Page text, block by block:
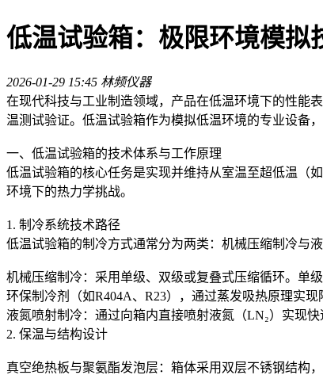
低温试验箱：极限环境模拟
2026-01-29 15:45 林频仪器
在现代科技与工业制造领域，产品在低温环境下的性能
温测试验证。低温试验箱作为模拟低温环境的专业设备
一、低温试验箱的技术体系与工作原理
低温试验箱的核心任务是实现并维持从室温至超低温（
环境下的热力学挑战。
1. 制冷系统技术路径
低温试验箱的制冷方式通常分为两类：机械压缩制冷与液
机械压缩制冷：采用单级、双级或复叠式压缩循环。单
环保制冷剂（如R404A、R23），通过蒸发吸热原理实现
液氮喷射制冷：通过向箱内直接喷射液氮（LN₂）实现
2. 保温与结构设计
真空绝热板与聚氨酯发泡层：箱体采用双层不锈钢结构